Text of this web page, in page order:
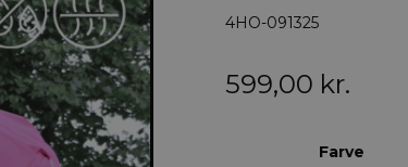
4HO-091325
599,00 kr.
Farve